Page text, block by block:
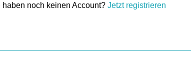
haben noch keinen Account? Jetzt registrieren